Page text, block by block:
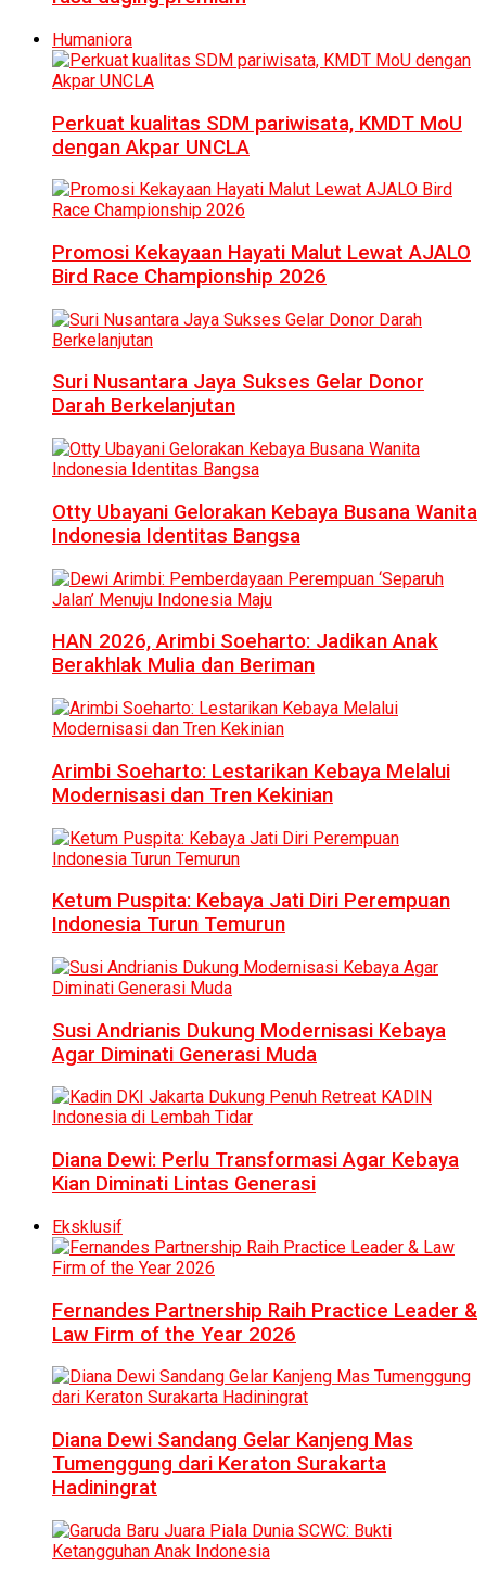
Humaniora
Perkuat kualitas SDM pariwisata, KMDT MoU
dengan Akpar UNCLA
Promosi Kekayaan Hayati Malut Lewat AJALO
Bird Race Championship 2026
Suri Nusantara Jaya Sukses Gelar Donor
Darah Berkelanjutan
Otty Ubayani Gelorakan Kebaya Busana Wanita
Indonesia Identitas Bangsa
HAN 2026, Arimbi Soeharto: Jadikan Anak
Berakhlak Mulia dan Beriman
Arimbi Soeharto: Lestarikan Kebaya Melalui
Modernisasi dan Tren Kekinian
Ketum Puspita: Kebaya Jati Diri Perempuan
Indonesia Turun Temurun
Susi Andrianis Dukung Modernisasi Kebaya
Agar Diminati Generasi Muda
Diana Dewi: Perlu Transformasi Agar Kebaya
Kian Diminati Lintas Generasi
Eksklusif
Fernandes Partnership Raih Practice Leader &
Law Firm of the Year 2026
Diana Dewi Sandang Gelar Kanjeng Mas
Tumenggung dari Keraton Surakarta
Hadiningrat